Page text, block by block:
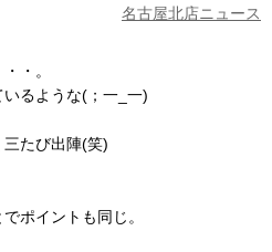
名古屋北店ニュース
・。
るような(；一_一)
たび出陣(笑)
ポイントも同じ。